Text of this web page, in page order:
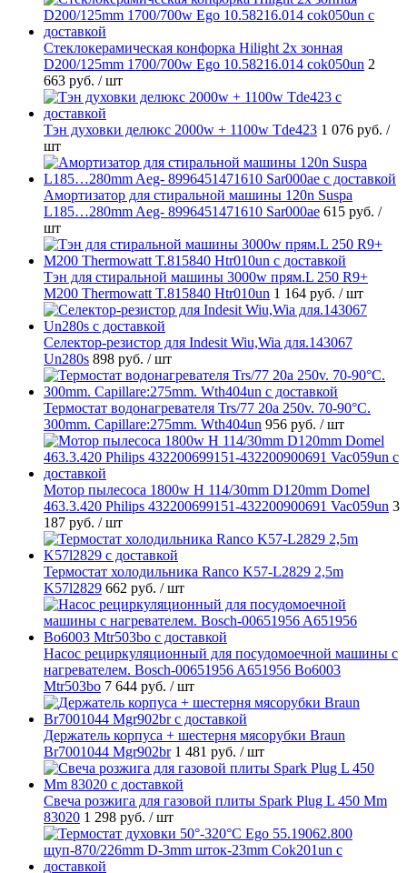
Стеклокерамическая конфорка Hilight 2х зонная
D200/125mm 1700/700w Ego 10.58216.014 cok050un 2
663 руб. / шт
Тэн духовки делюкс 2000w + 1100w Tde423 1 076 руб. /
шт
Амортизатор для стиральной машины 120n Suspa
L185…280mm Aeg- 8996451471610 Sar000ae 615 руб. /
шт
Тэн для стиральной машины 3000w прям.L 250 R9+
M200 Thermowatt T.815840 Htr010un 1 164 руб. / шт
Селектор-резистор для Indesit Wiu,Wia для.143067
Un280s 898 руб. / шт
Термостат водонагревателя Trs/77 20a 250v. 70-90°C.
300mm. Capillare:275mm. Wth404un 956 руб. / шт
Мотор пылесоса 1800w H 114/30mm D120mm Domel
463.3.420 Philips 432200699151-432200900691 Vac059un 3
187 руб. / шт
Термостат холодильника Ranco K57-L2829 2,5m
K57l2829 662 руб. / шт
Насос рециркуляционный для посудомоечной машины с
нагревателем. Bosch-00651956 A651956 Bo6003
Mtr503bo 7 644 руб. / шт
Держатель корпуса + шестерня мясорубки Braun
Br7001044 Mgr902br 1 481 руб. / шт
Свеча розжига для газовой плиты Spark Plug L 450 Mm
83020 1 298 руб. / шт